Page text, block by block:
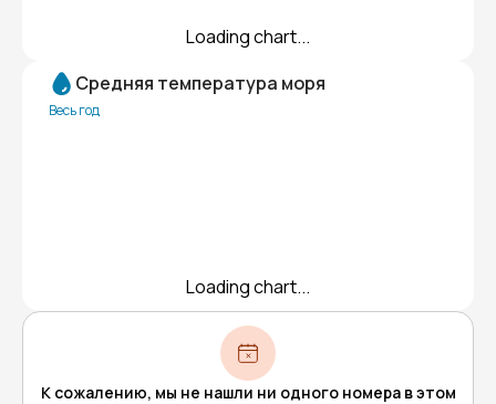
Loading chart...
Средняя температура моря
Весь год
Loading chart...
К сожалению, мы не нашли ни одного номера в этом